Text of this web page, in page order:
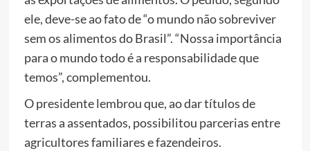
ele, deve-se ao fato de “o mundo não sobreviver
sem os alimentos do Brasil”. “Nossa importância
para o mundo todo é a responsabilidade que
temos”, complementou.
O presidente lembrou que, ao dar títulos de
terras a assentados, possibilitou parcerias entre
agricultores familiares e fazendeiros.